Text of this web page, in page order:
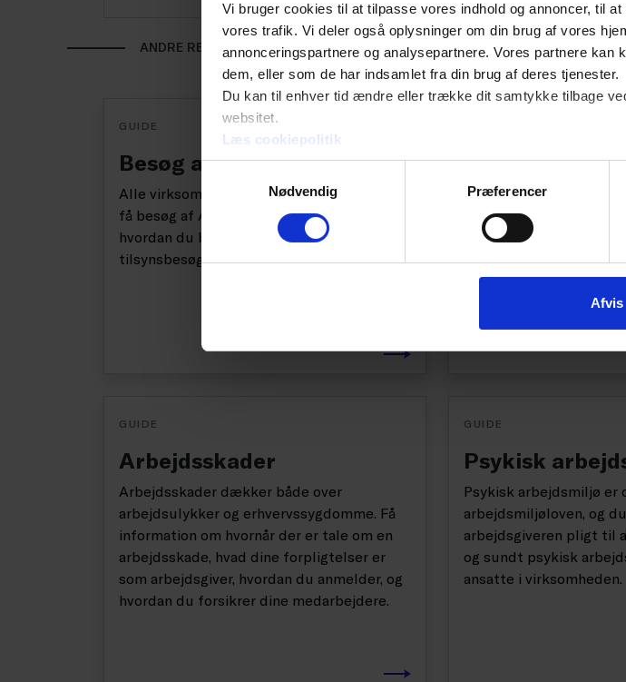
Vi bruger cookies til at tilpasse vores indhold og annoncer, til
vores trafik. Vi deler også oplysninger om din brug af vores
annonceringspartnere og analysepartnere. Vores partnere
dem, eller som de har indsamlet fra din brug af deres tjenester.
Du kan til enhver tid ændre eller trække dit samtykke tilbage
websitet.
Læs cookiepolitik
Samtykkevalg
Nødvendig
Præferencer
Afvis
ANDRE RELATEREDE GUIDES I TEMAET
GUIDE
Besøg af Arbejdstilsynet
Alle virksomheder med medarbejdere kan
få besøg af Arbejdstilsynet. Læs her,
hvordan du bedst forbereder dig på et
tilsynsbesøg.
Arbejdsmiljøloven
alle virksomheder skal
samarbejde mellem de
om virksomhedens
GUIDE
Arbejdsskader
Arbejdsskader dækker både over
arbejdsulykker og erhvervssygdomme. Få
information om hvornår der er tale om en
arbejdsskade, hvad dine forpligtelser er
som arbejdsgiver, hvordan du anmelder, og
hvordan du forsikrer dine medarbejdere.
GUIDE
Psykisk
Psykisk arbejdsmiljø
arbejdsmiljøloven, og
arbejdsgiveren pligt til
og sundt psykisk
ansatte i virksomheden.